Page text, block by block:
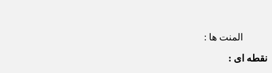
المنت ها :
نقطه ای :